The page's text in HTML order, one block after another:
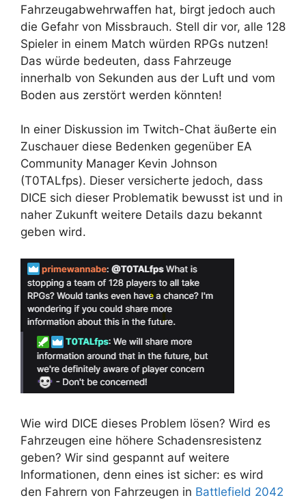
Fahrzeugabwehrwaffen hat, birgt jedoch auch
die Gefahr von Missbrauch. Stell dir vor, alle 128
Spieler in einem Match würden RPGs nutzen!
Das würde bedeuten, dass Fahrzeuge
innerhalb von Sekunden aus der Luft und vom
Boden aus zerstört werden könnten!
In einer Diskussion im Twitch-Chat äußerte ein
Zuschauer diese Bedenken gegenüber EA
Community Manager Kevin Johnson
(T0TALfps). Dieser versicherte jedoch, dass
DICE sich dieser Problematik bewusst ist und in
naher Zukunft weitere Details dazu bekannt
geben wird.
Wie wird DICE dieses Problem lösen? Wird es
Fahrzeugen eine höhere Schadensresistenz
geben? Wir sind gespannt auf weitere
Informationen, denn eines ist sicher: es wird
den Fahrern von Fahrzeugen in Battlefield 2042